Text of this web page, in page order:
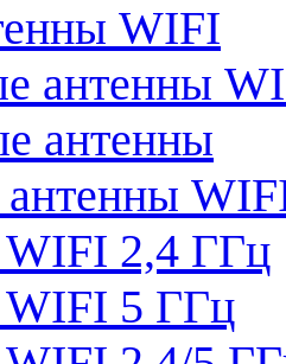
WIFI
антенны
антенны
2,4 ГГц
5 ГГц